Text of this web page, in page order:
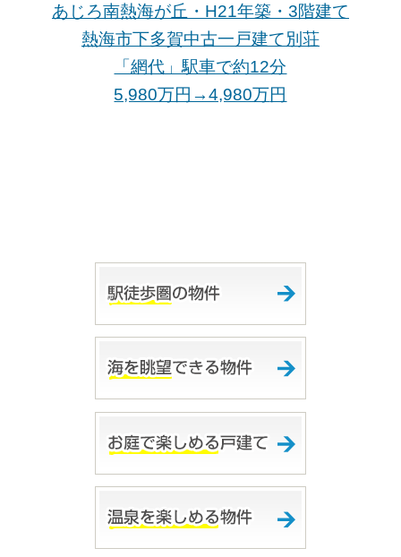
あじろ南熱海が丘・H21年築・3階建て
熱海市下多賀中古一戸建て別荘
「網代」駅車で約12分
5,980万円→4,980万円